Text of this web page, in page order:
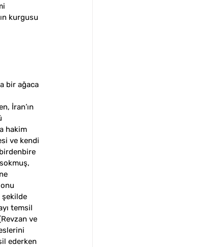
kurgusu
bir ağaca
İran’ın
hakim
ve kendi
şekilde
temsil
ve
ederken